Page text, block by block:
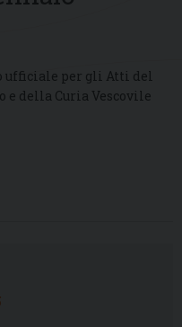
ufficiale per gli Atti del
e della Curia Vescovile